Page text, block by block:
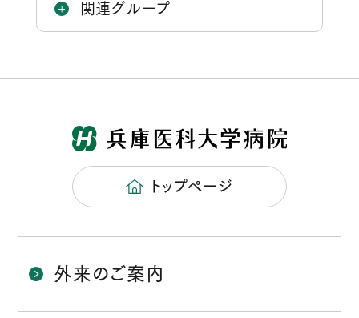
関連グループ
トップページ
外来のご案内